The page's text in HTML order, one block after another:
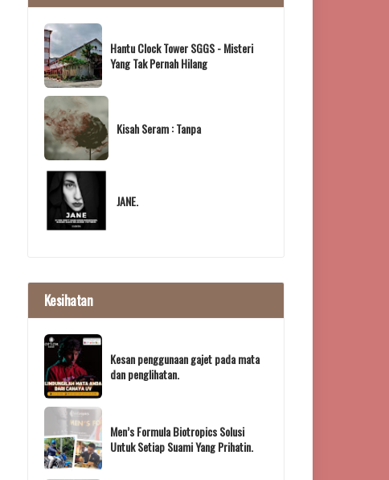
Hantu Clock Tower SGGS - Misteri
Yang Tak Pernah Hilang
Kisah Seram : Tanpa
JANE.
Kesihatan
Kesan penggunaan gajet pada mata
dan penglihatan.
Men’s Formula Biotropics Solusi
Untuk Setiap Suami Yang Prihatin.